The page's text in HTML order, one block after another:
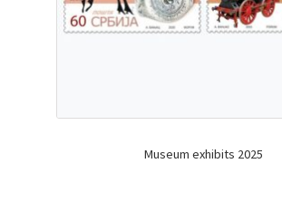
Museum exhibits 2025